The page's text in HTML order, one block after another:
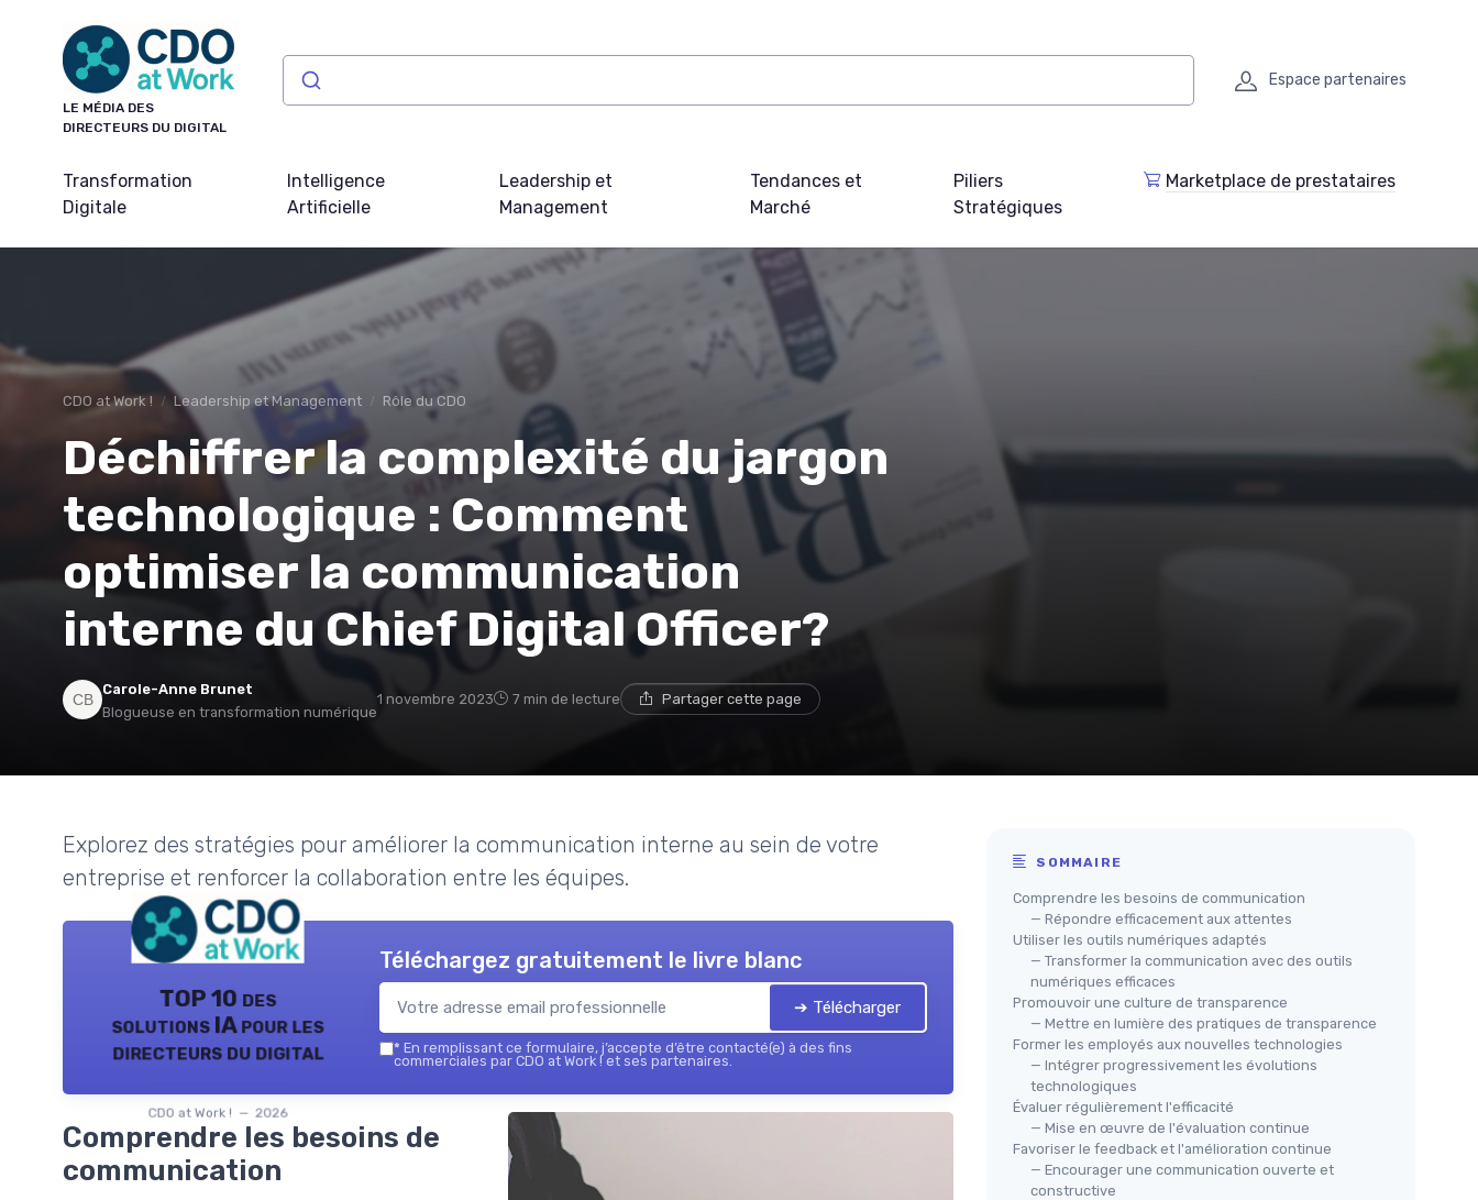
LE MÉDIA DES
DIRECTEURS DU DIGITAL
Espace partenaires
Transformation
Digitale
Intelligence
Artificielle
Leadership et
Management
Tendances et
Marché
Piliers
Stratégiques
Marketplace de prestataires
CDO at Work ! Leadership et Management Rôle du CDO
Déchiffrer la complexité du jargon
technologique : Comment
optimiser la communication
interne du Chief Digital Officer?
Carole-Anne Brunet
Blogueuse en transformation numérique
1 novembre 2023 7 min de lecture Partager cette page
Explorez des stratégies pour améliorer la communication interne au sein de votre
entreprise et renforcer la collaboration entre les équipes.
TOP 10 des
solutions IA pour les
directeurs du digital
CDO at Work ! — 2026
Téléchargez gratuitement le livre blanc
➔ Télécharger
* En remplissant ce formulaire, j’accepte d’être contacté(e) à des fins
commerciales par CDO at Work ! et ses partenaires.
Comprendre les besoins de
communication
SOMMAIRE
Comprendre les besoins de communication
— Répondre efficacement aux attentes
Utiliser les outils numériques adaptés
— Transformer la communication avec des outils
numériques efficaces
Promouvoir une culture de transparence
— Mettre en lumière des pratiques de transparence
Former les employés aux nouvelles technologies
— Intégrer progressivement les évolutions
technologiques
Évaluer régulièrement l'efficacité
— Mise en œuvre de l'évaluation continue
Favoriser le feedback et l'amélioration continue
— Encourager une communication ouverte et
constructive